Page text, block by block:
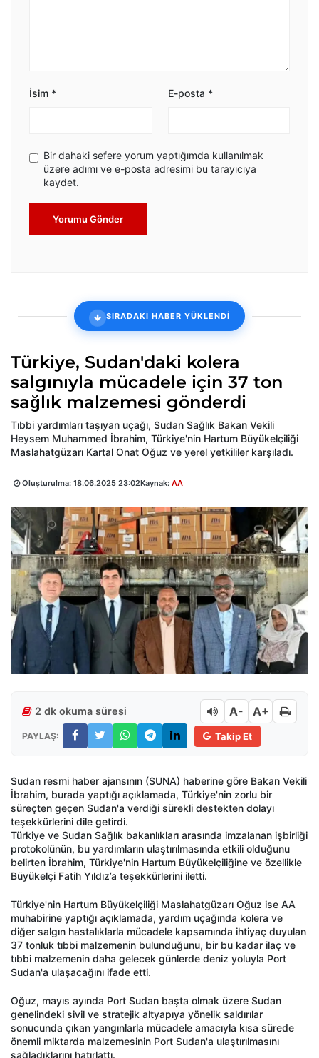
İsim * E-posta *
Bir dahaki sefere yorum yaptığımda kullanılmak
üzere adımı ve e-posta adresimi bu tarayıcıya
kaydet.
Yorumu Gönder
SIRADAKİ HABER YÜKLENDİ
Türkiye, Sudan'daki kolera
salgınıyla mücadele için 37 ton
sağlık malzemesi gönderdi
Tıbbi yardımları taşıyan uçağı, Sudan Sağlık Bakan Vekili
Heysem Muhammed İbrahim, Türkiye'nin Hartum Büyükelçiliği
Maslahatgüzarı Kartal Onat Oğuz ve yerel yetkililer karşıladı.
Oluşturulma: 18.06.2025 23:02Kaynak: AA
2 dk okuma süresi A- A+
PAYLAŞ: Takip Et
Sudan resmi haber ajansının (SUNA) haberine göre Bakan Vekili
İbrahim, burada yaptığı açıklamada, Türkiye'nin zorlu bir
süreçten geçen Sudan'a verdiği sürekli destekten dolayı
teşekkürlerini dile getirdi.
Türkiye ve Sudan Sağlık bakanlıkları arasında imzalanan işbirliği
protokolünün, bu yardımların ulaştırılmasında etkili olduğunu
belirten İbrahim, Türkiye'nin Hartum Büyükelçiliğine ve özellikle
Büyükelçi Fatih Yıldız’a teşekkürlerini iletti.
Türkiye'nin Hartum Büyükelçiliği Maslahatgüzarı Oğuz ise AA
muhabirine yaptığı açıklamada, yardım uçağında kolera ve
diğer salgın hastalıklarla mücadele kapsamında ihtiyaç duyulan
37 tonluk tıbbi malzemenin bulunduğunu, bir bu kadar ilaç ve
tıbbi malzemenin daha gelecek günlerde deniz yoluyla Port
Sudan'a ulaşacağını ifade etti.
Oğuz, mayıs ayında Port Sudan başta olmak üzere Sudan
genelindeki sivil ve stratejik altyapıya yönelik saldırılar
sonucunda çıkan yangınlarla mücadele amacıyla kısa sürede
önemli miktarda malzemesinin Port Sudan'a ulaştırılmasını
sağladıklarını hatırlattı.